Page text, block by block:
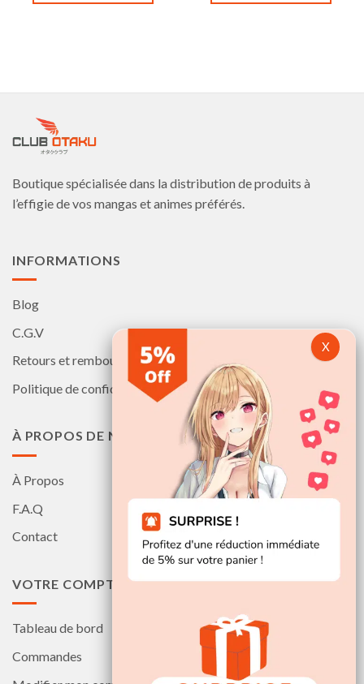
Les
être
sur
la
Les
sur
Boutique spécialisée dans la distribution de produits à
l’effigie de vos mangas et animes préférés.
INFORMATIONS
Blog
C.G.V
Retours et remboursements
Politique de confidentialité
À PROPOS DE NOUS
À Propos
F.A.Q
Contact
VOTRE COMPTE
Tableau de bord
Commandes